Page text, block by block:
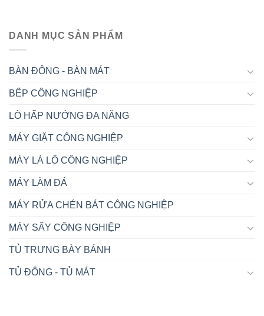
DANH MỤC SẢN PHẨM
BÀN ĐÔNG - BÀN MÁT
BẾP CÔNG NGHIỆP
LÒ HẤP NƯỚNG ĐA NĂNG
MÁY GIẶT CÔNG NGHIỆP
MÁY LÀ LÔ CÔNG NGHIỆP
MÁY LÀM ĐÁ
MÁY RỬA CHÉN BÁT CÔNG NGHIỆP
MÁY SẤY CÔNG NGHIỆP
TỦ TRƯNG BÀY BÁNH
TỦ ĐÔNG - TỦ MÁT